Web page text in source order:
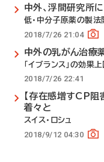
中外、浮間研究所
低・中分子原薬の製
2018/7/26 21:04
中外の乳がん治療
「イブランス」の効果
2018/7/26 22:41
【存在感増すCP阻
着々と
スイス・ロシュ
2018/9/12 04:30